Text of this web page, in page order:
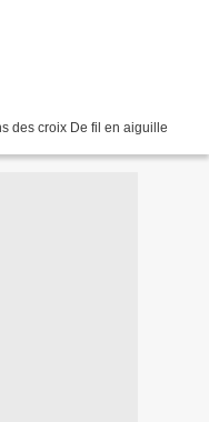
des croix De fil en aiguille